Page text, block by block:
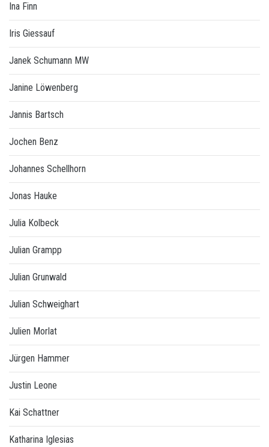
Ina Finn
Iris Giessauf
Janek Schumann MW
Janine Löwenberg
Jannis Bartsch
Jochen Benz
Johannes Schellhorn
Jonas Hauke
Julia Kolbeck
Julian Grampp
Julian Grunwald
Julian Schweighart
Julien Morlat
Jürgen Hammer
Justin Leone
Kai Schattner
Katharina Iglesias